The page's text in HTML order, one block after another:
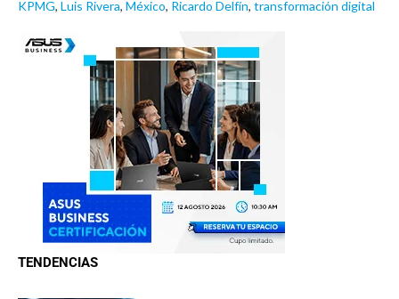
KPMG, Luis Rivera, México, Ricardo Delfín, transformación digital
TENDENCIAS